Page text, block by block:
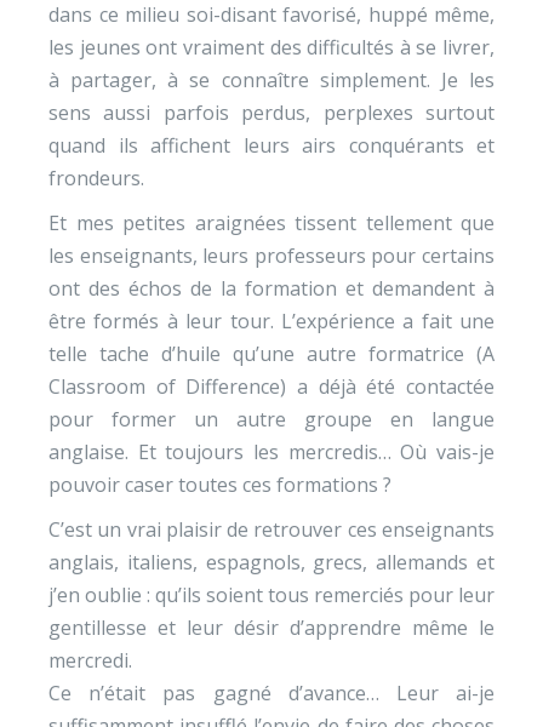
dans ce milieu soi-disant favorisé, huppé même,
les jeunes ont vraiment des difficultés à se livrer,
à partager, à se connaître simplement. Je les
sens aussi parfois perdus, perplexes surtout
quand ils affichent leurs airs conquérants et
frondeurs.
Et mes petites araignées tissent tellement que
les enseignants, leurs professeurs pour certains
ont des échos de la formation et demandent à
être formés à leur tour. L’expérience a fait une
telle tache d’huile qu’une autre formatrice (A
Classroom of Difference) a déjà été contactée
pour former un autre groupe en langue
anglaise. Et toujours les mercredis… Où vais-je
pouvoir caser toutes ces formations ?
C’est un vrai plaisir de retrouver ces enseignants
anglais, italiens, espagnols, grecs, allemands et
j’en oublie : qu’ils soient tous remerciés pour leur
gentillesse et leur désir d’apprendre même le
mercredi.
Ce n’était pas gagné d’avance… Leur ai-je